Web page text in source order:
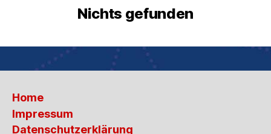
M.
Schüller
Nichts gefunden
Home
Impressum
Datenschutzerklärung